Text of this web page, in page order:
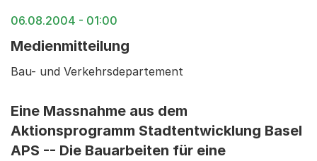
06.08.2004 - 01:00
Medienmitteilung
Bau- und Verkehrsdepartement
Eine Massnahme aus dem
Aktionsprogramm Stadtentwicklung Basel
APS -- Die Bauarbeiten für eine